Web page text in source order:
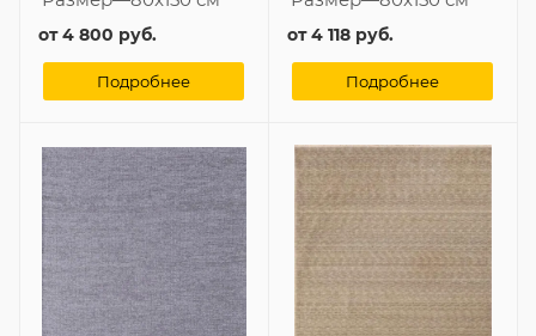
от4 800 руб.
Подробнее
от4 118 руб.
Подробнее